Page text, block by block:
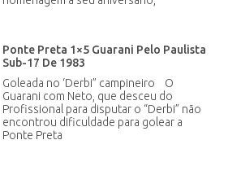
Ponte Preta 1×5 Guarani Pelo Paulista
Sub-17 De 1983
Goleada no ‘Derbi” campineiro O
Guarani com Neto, que desceu do
Profissional para disputar o “Derbi” não
encontrou dificuldade para golear a
Ponte Preta